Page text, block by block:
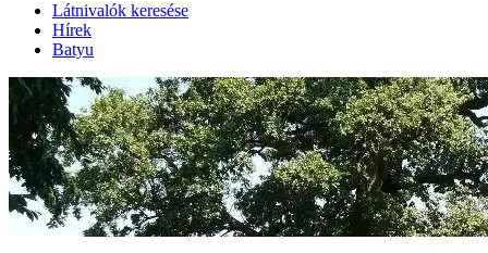
Látnivalók keresése
Hírek
Batyu